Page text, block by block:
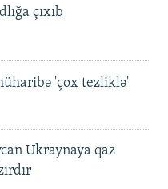
çıxıb
'çox tezliklə'
Ukraynaya qaz